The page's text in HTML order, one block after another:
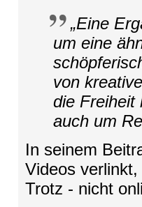
„Eine
um eine
von
die Freiheit
auch um
In seinem
Videos
Trotz - nicht